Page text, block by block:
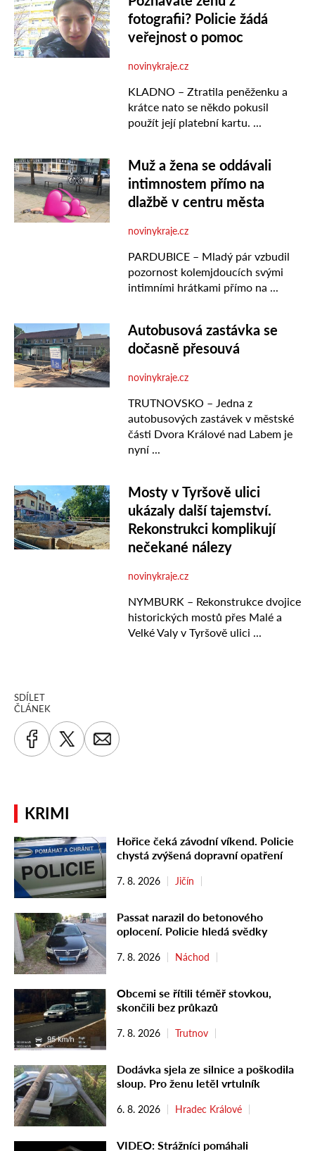
SDÍLET
ČLÁNEK
KRIMI
Hořice čeká závodní víkend. Policie
chystá zvýšená dopravní opatření
7. 8. 2026 Jičín
Passat narazil do betonového
oplocení. Policie hledá svědky
7. 8. 2026 Náchod
Obcemi se řítili téměř stovkou,
skončili bez průkazů
7. 8. 2026 Trutnov
Dodávka sjela ze silnice a poškodila
sloup. Pro ženu letěl vrtulník
6. 8. 2026 Hradec Králové
VIDEO: Strážníci pomáhali